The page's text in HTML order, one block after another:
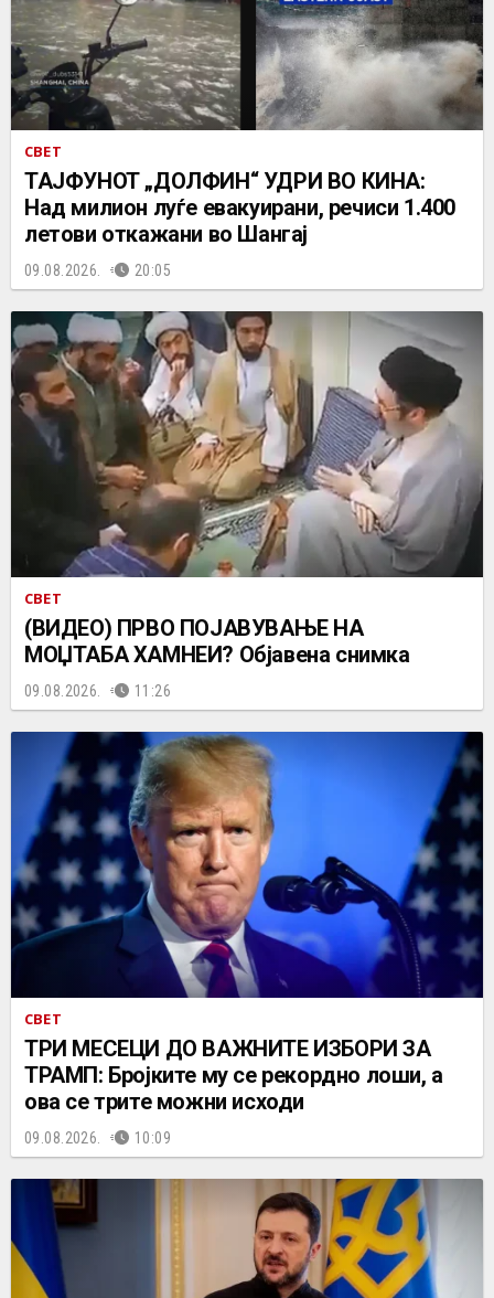
СВЕТ
ТАЈФУНОТ „ДОЛФИН“ УДРИ ВО КИНА:
Над милион луѓе евакуирани, речиси 1.400
летови откажани во Шангај
09.08.2026. 20:05
СВЕТ
(ВИДЕО) ПРВО ПОЈАВУВАЊЕ НА
МОЏТАБА ХАМНЕИ? Објавена снимка
09.08.2026. 11:26
СВЕТ
ТРИ МЕСЕЦИ ДО ВАЖНИТЕ ИЗБОРИ ЗА
ТРАМП: Бројките му се рекордно лоши, а
ова се трите можни исходи
09.08.2026. 10:09